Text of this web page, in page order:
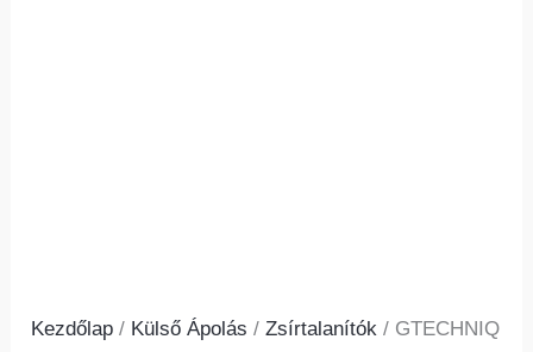
Kezdőlap / Külső Ápolás /Zsírtalanítók / GTECHNIQ